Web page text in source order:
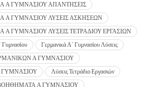
Α ΓΥΜΝΑΣΙΟΥ ΑΠΑΝΤΗΣΕΙΣ
Α ΓΥΜΝΑΣΙΟΥ ΛΥΣΕΙΣ ΑΣΚΗΣΕΩΝ
Α ΓΥΜΝΑΣΙΟΥ ΛΥΣΕΙΣ ΤΕΤΡΑΔΙΟΥ ΕΡΓΑΣΙΩΝ
Γυμνασίου
Γερμανικά Α΄ Γυμνασίου Λύσεις
Α ΓΥΜΝΑΣΙΟΥ
ΓΥΜΝΑΣΙΟΥ
Λύσεις Τετράδιο Εργασιών
Α ΓΥΜΝΑΣΙΟΥ